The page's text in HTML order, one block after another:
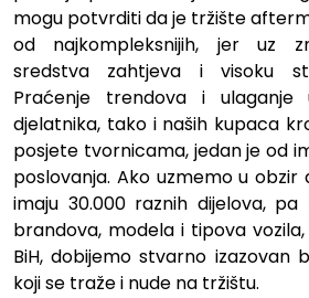
mogu potvrditi da je tržište
od najkompleksnijih, jer uz
sredstva zahtjeva i visoku
Praćenje trendova i ulaganje
djelatnika, tako i naših kupaca
posjete tvornicama, jedan je od
poslovanja. Ako uzmemo u obzir
imaju 30.000 raznih dijelova,
brandova, modela i tipova
BiH, dobijemo stvarno izazovan
koji se traže i nude na tržištu.